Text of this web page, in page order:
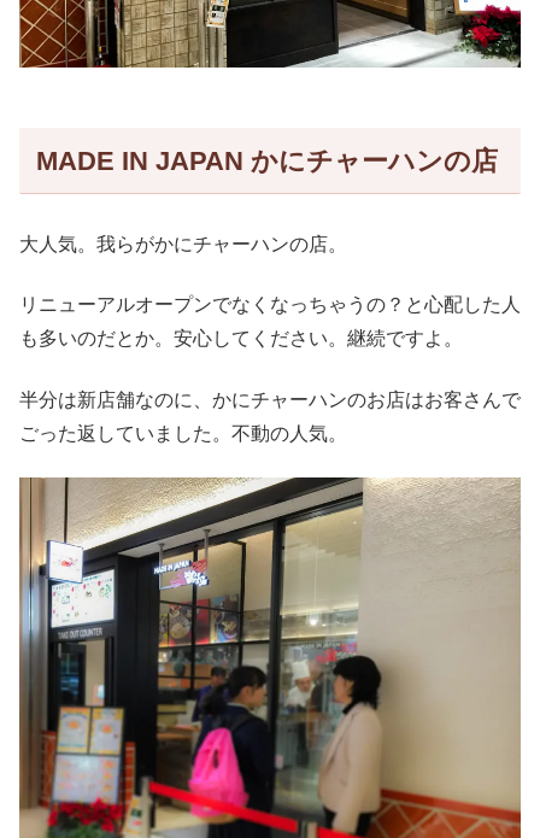
MADE IN JAPAN かにチャーハンの店
大人気。我らがかにチャーハンの店。
リニューアルオープンでなくなっちゃうの？と心配した人
も多いのだとか。安心してください。継続ですよ。
半分は新店舗なのに、かにチャーハンのお店はお客さんで
ごった返していました。不動の人気。